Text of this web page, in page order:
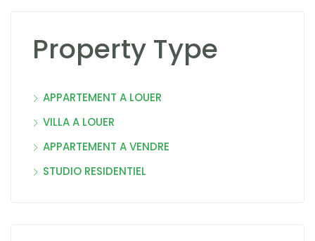
Property Type
APPARTEMENT A LOUER
VILLA A LOUER
APPARTEMENT A VENDRE
STUDIO RESIDENTIEL